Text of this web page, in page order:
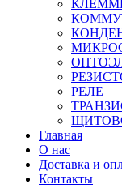
РЕЛЕ
Главная
О нас
Доставка и
Контакты